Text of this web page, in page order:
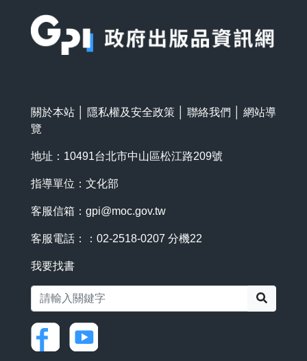
關於本站 隱私權及安全政策 聯絡我們
網站導
覽
地址：10491台北市中山區松江路209號
指導單位：文化部
客服信箱： gpi@moc.gov.tw
客服電話：：02-2518-0207 分機22
我要找書